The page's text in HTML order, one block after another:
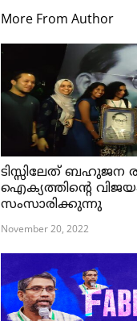
More From Author
ടിസ്സിലേത് ബഹുജന
ഐക്യത്തിന്റെ
സംസാരിക്കുന്നു
November 20, 2022